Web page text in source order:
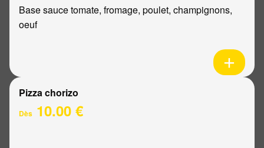
Base sauce tomate, fromage, poulet, champignons,
oeuf
Pizza chorizo
Dès 10.00 €